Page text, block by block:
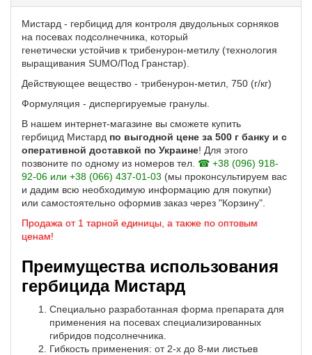
Мистард - гербицид для контроля двудольных сорняков
на посевах подсолнечника, который
генетически устойчив к трибенурон-метилу (технология
выращивания SUMO/Под Гранстар).
Действующее вещество - трибенурон-метил, 750 (г/кг)
Формуляция - диспергируемые гранулы.
В нашем интернет-магазине вы сможете купить
гербицид Мистард по выгодной цене за 500 г банку и с
оперативной доставкой по Украине! Для этого
позвоните по одному из номеров тел. ☎ +38 (096) 918-
92-06 или +38 (066) 437-01-03 (мы проконсультируем вас
и дадим всю необходимую информацию для покупки)
или самостоятельно оформив заказ через "Корзину".
Продажа от 1 тарной единицы, а также по оптовым
ценам!
Преимущества использования
гербицида Мистард
Специально разработанная форма препарата для
применения на посевах специализированных
гибридов подсолнечника.
Гибкость применения: от 2-х до 8-ми листьев